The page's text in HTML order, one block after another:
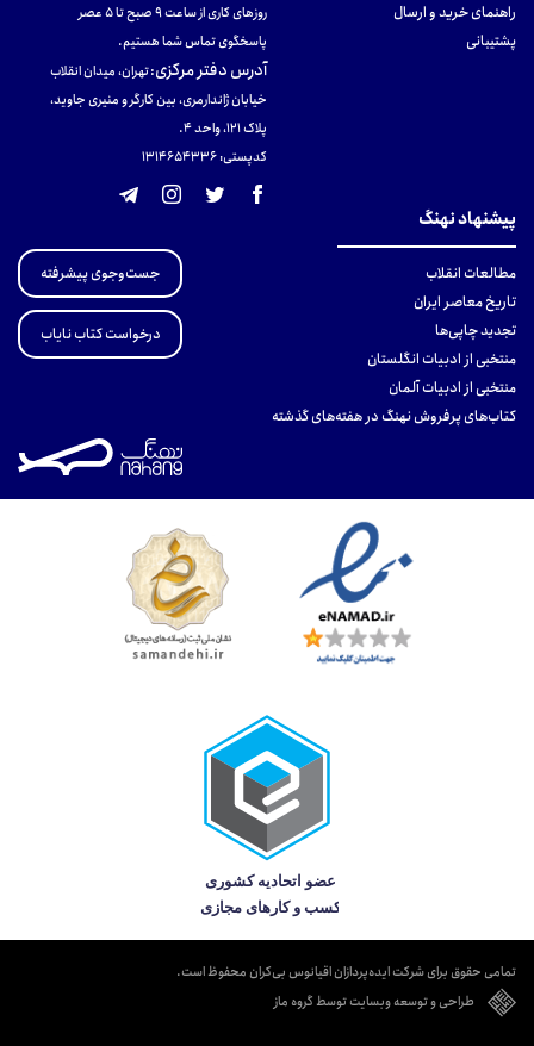
راهنمای خرید و ارسال
پشتیبانی
روزهای کاری از ساعت ۹ صبح تا ۵ عصر
پاسخگوی تماس شما هستیم.
آدرس دفتر مرکزی:تهران، میدان انقلاب
خیابان ژاندارمری، بین کارگر و منیری جاوید،
پلاک 121، واحد ۴.
کدپستی: 131465433۶
پیشنهاد نهنگ
مطالعات انقلاب
تاریخ معاصر ایران
تجدید چاپی‌ها
منتخبی از ادبیات انگلستان
منتخبی از ادبیات آلمان
کتاب‌های پرفروش نهنگ در هفته‌های گذشته
جست‌وجوی پیشرفته
درخواست کتاب نایاب
تمامی حقوق برای شرکت ایده‌پردازان اقیانوس بی‌کران محفوظ است.
طراحی و توسعه وبسایت توسط گروه ماز